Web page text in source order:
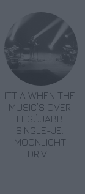
ITT A WHEN THE
MUSIC’S OVER
LEGÚJABB
SINGLE-JE:
MOONLIGHT
DRIVE